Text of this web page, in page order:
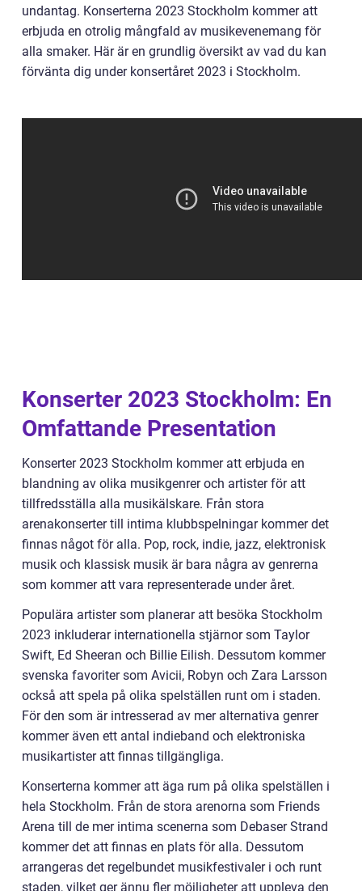
undantag. Konserterna 2023 Stockholm kommer att
erbjuda en otrolig mångfald av musikevenemang för
alla smaker. Här är en grundlig översikt av vad du kan
förvänta dig under konsertåret 2023 i Stockholm.
Konserter 2023 Stockholm: En
Omfattande Presentation
Konserter 2023 Stockholm kommer att erbjuda en
blandning av olika musikgenrer och artister för att
tillfredsställa alla musikälskare. Från stora
arenakonserter till intima klubbspelningar kommer det
finnas något för alla. Pop, rock, indie, jazz, elektronisk
musik och klassisk musik är bara några av genrerna
som kommer att vara representerade under året.
Populära artister som planerar att besöka Stockholm
2023 inkluderar internationella stjärnor som Taylor
Swift, Ed Sheeran och Billie Eilish. Dessutom kommer
svenska favoriter som Avicii, Robyn och Zara Larsson
också att spela på olika spelställen runt om i staden.
För den som är intresserad av mer alternativa genrer
kommer även ett antal indieband och elektroniska
musikartister att finnas tillgängliga.
Konserterna kommer att äga rum på olika spelställen i
hela Stockholm. Från de stora arenorna som Friends
Arena till de mer intima scenerna som Debaser Strand
kommer det att finnas en plats för alla. Dessutom
arrangeras det regelbundet musikfestivaler i och runt
staden, vilket ger ännu fler möjligheter att uppleva den